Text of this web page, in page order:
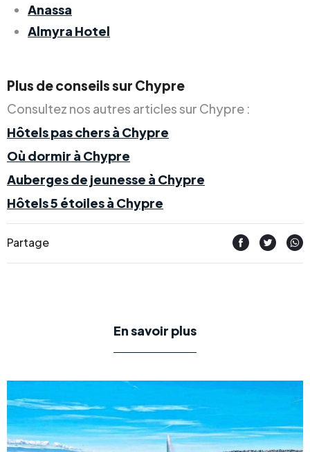
Anassa
Almyra Hotel
Plus de conseils sur Chypre
Consultez nos autres articles sur Chypre :
Hôtels pas chers à Chypre
Où dormir à Chypre
Auberges de jeunesse à Chypre
Hôtels 5 étoiles à Chypre
Partage
En savoir plus